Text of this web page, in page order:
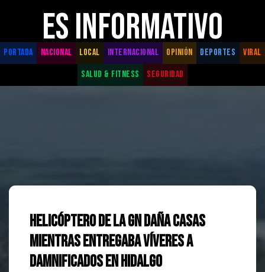
ES INFORMATIVO
PORTADA NACIONAL LOCAL INTERNACIONAL OPINIÓN DEPORTES
VIRAL
SALUD & FITNESS
SEGURIDAD
Helicóptero de la GN Daña Casas
Mientras Entregaba Víveres a
Damnificados en Hidalgo